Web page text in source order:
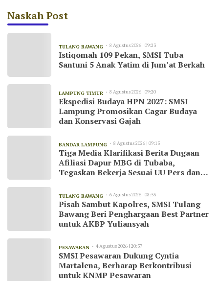
Naskah Post
TULANG BAWANG 8 Agustus 2026 | 09:23
Istiqomah 109 Pekan, SMSI Tuba
Santuni 5 Anak Yatim di Jum’at Berkah
LAMPUNG TIMUR 8 Agustus 2026 | 09:20
Ekspedisi Budaya HPN 2027: SMSI
Lampung Promosikan Cagar Budaya
dan Konservasi Gajah
BANDAR LAMPUNG 8 Agustus 2026 | 09:15
Tiga Media Klarifikasi Berita Dugaan
Afiliasi Dapur MBG di Tubaba,
Tegaskan Bekerja Sesuai UU Pers dan
TULANG BAWANG 6 Agustus 2026 | 08:55
Pisah Sambut Kapolres, SMSI Tulang
Bawang Beri Penghargaan Best Partner
untuk AKBP Yuliansyah
PESAWARAN 4 Agustus 2026 | 20:57
SMSI Pesawaran Dukung Cyntia
Martalena, Berharap Berkontribusi
untuk KNMP Pesawaran